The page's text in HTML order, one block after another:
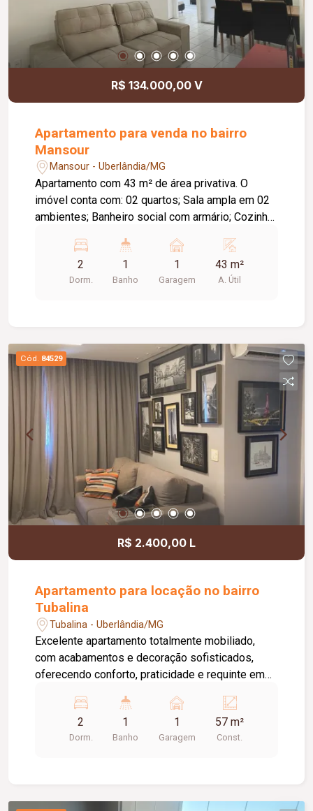
R$ 134.000,00 V
Apartamento para venda no bairro
Mansour
Mansour - Uberlândia/MG
Apartamento com 43 m² de área privativa. O
imóvel conta com: 02 quartos; Sala ampla em 02
ambientes; Banheiro social com armário; Cozinha
garagem; O condomínio conta com: Portaria 24
horas; Mercadinho; Salão de festas; Câmeras de
segurança; Diferenciais: Acabamento em gesso;
2
Dorm.
1
Banho
1
Garagem
43 m²
A. Útil
Cód. 84529
R$ 2.400,00 L
Apartamento para locação no bairro
Tubalina
Tubalina - Uberlândia/MG
Excelente apartamento totalmente mobiliado,
com acabamentos e decoração sofisticados,
oferecendo conforto, praticidade e requinte em
planejada com painel de TV espelhado, sofá
retrátil de 03 lugares e ar-condicionado, integrada
à sala de jantar equipada com mesa de vidro para
2
Dorm.
1
Banho
1
Garagem
57 m²
Const.